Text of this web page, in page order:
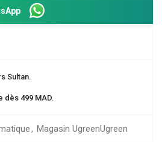
Sultan.
dès 499 MAD.
, Magasin UgreenUgreen